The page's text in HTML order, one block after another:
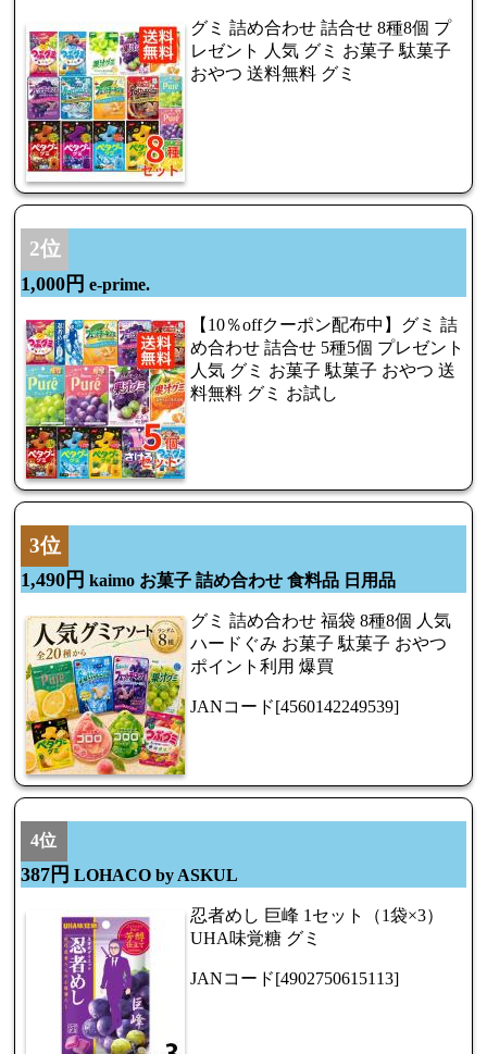
グミ 詰め合わせ 詰合せ 8種8個 プ
レゼント 人気 グミ お菓子 駄菓子
おやつ 送料無料 グミ
2位
1,000円 e-prime.
【10％offクーポン配布中】グミ 詰
め合わせ 詰合せ 5種5個 プレゼント
人気 グミ お菓子 駄菓子 おやつ 送
料無料 グミ お試し
3位
1,490円 kaimo お菓子 詰め合わせ 食料品 日用品
グミ 詰め合わせ 福袋 8種8個 人気
ハードぐみ お菓子 駄菓子 おやつ
ポイント利用 爆買
JANコード[4560142249539]
4位
387円 LOHACO by ASKUL
忍者めし 巨峰 1セット（1袋×3）
UHA味覚糖 グミ
JANコード[4902750615113]